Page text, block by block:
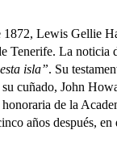
Lewis Gellie
Tenerife. La noticia
isla”. Su
cuñado, John
de la
años después,